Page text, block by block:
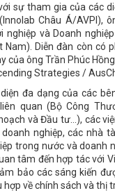
sự tham gia của các
Châu Á/AVPI),
nghiệp và Doanh
Nam). Diễn đàn còn có
của ông Trần Phúc
Strategies /
đa dạng của các
quan (Bộ Công
và Đầu tư…), các
nghiệp, các nhà
trong nước và doanh
tâm đến hợp tác với
bảo các sáng kiến
về chính sách và thị